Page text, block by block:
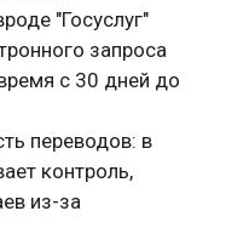
"Госуслуг"
запроса
с 30 дней до
переводов: в
контроль,
из-за